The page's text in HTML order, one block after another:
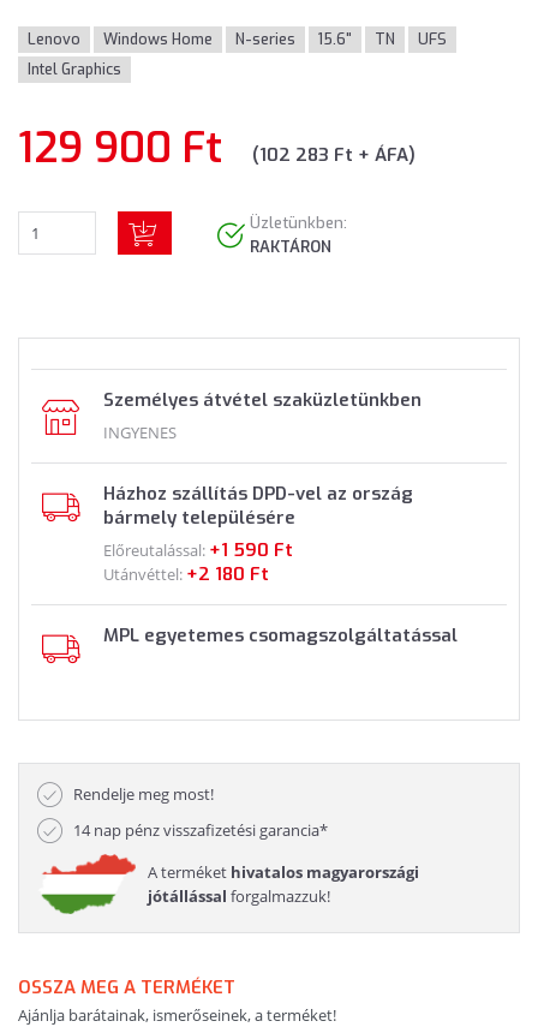
Lenovo Windows Home N-series 15.6" TN
UFS
Intel Graphics
129 900 Ft (102 283 Ft + ÁFA)
Üzletünkben:
RAKTÁRON
Személyes átvétel szaküzletünkben
INGYENES
Házhoz szállítás DPD-vel az ország
bármely településére
Előreutalással: +1 590 Ft
Utánvéttel: +2 180 Ft
MPL egyetemes csomagszolgáltatással
Rendelje meg most!
14 nap pénz visszafizetési garancia*
A terméket hivatalos magyarországi
jótállással forgalmazzuk!
OSSZA MEG A TERMÉKET
Ajánlja barátainak, ismerőseinek, a terméket!